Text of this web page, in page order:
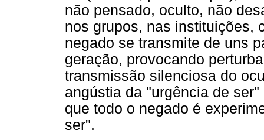
não pensado, oculto, não
nos grupos, nas instituições,
negado se transmite de uns
geração, provocando
transmissão silenciosa do
angústia da "urgência de
que todo o negado é
ser".